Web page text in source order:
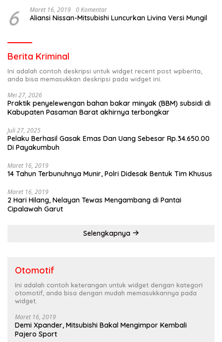
6 Maret 16, 2019 0 Komentar
Aliansi Nissan-Mitsubishi Luncurkan Livina Versi Mungil
Berita Kriminal
Ini adalah contoh deskripsi untuk widget recent post wpberita,
anda bisa memasukkan deskripsi pada widget ini.
Mei 27, 2026
Praktik penyelewengan bahan bakar minyak (BBM) subsidi di
Kabupaten Pasaman Barat akhirnya terbongkar
Juli 27, 2025
Pelaku Berhasil Gasak Emas Dan Uang Sebesar Rp.34.650.00
Di Payakumbuh
Maret 16, 2019
14 Tahun Terbunuhnya Munir, Polri Didesak Bentuk Tim Khusus
Maret 16, 2019
2 Hari Hilang, Nelayan Tewas Mengambang di Pantai
Cipalawah Garut
Selengkapnya
Otomotif
Ini adalah contoh keterangan untuk widget dengan kategori
otomotif, anda bisa dengan mudah memasukkannya pada
widget.
Maret 16, 2019
Demi Xpander, Mitsubishi Bakal Mengimpor Kembali
Pajero Sport